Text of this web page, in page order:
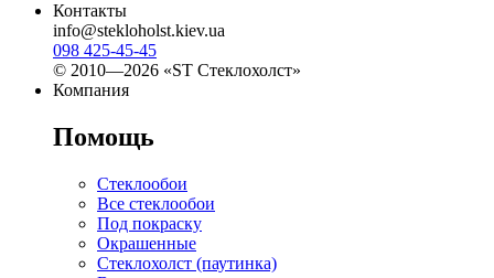
Контакты
info@stekloholst.kiev.ua
098 425-45-45
© 2010—2026 «ST Стеклохолст»
Компания
Помощь
Стеклообои
Все стеклообои
Под покраску
Окрашенные
Стеклохолст (паутинка)